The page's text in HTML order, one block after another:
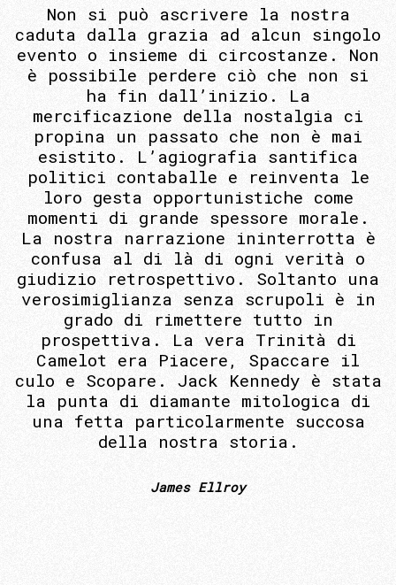
Non si può ascrivere la nostra
caduta dalla grazia ad alcun singolo
evento o insieme di circostanze. Non
è possibile perdere ciò che non si
ha fin dall’inizio. La
mercificazione della nostalgia ci
propina un passato che non è mai
esistito. L’agiografia santifica
politici contaballe e reinventa le
loro gesta opportunistiche come
momenti di grande spessore morale.
La nostra narrazione ininterrotta è
confusa al di là di ogni verità o
giudizio retrospettivo. Soltanto una
verosimiglianza senza scrupoli è in
grado di rimettere tutto in
prospettiva. La vera Trinità di
Camelot era Piacere, Spaccare il
culo e Scopare. Jack Kennedy è stata
la punta di diamante mitologica di
una fetta particolarmente succosa
della nostra storia.
James Ellroy